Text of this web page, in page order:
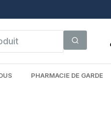
PHARMACIE DE GARDE